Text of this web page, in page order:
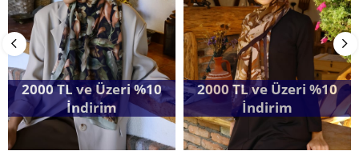
2000 TL ve Üzeri %10
İndirim
2000 TL ve Üzeri %10
İndirim